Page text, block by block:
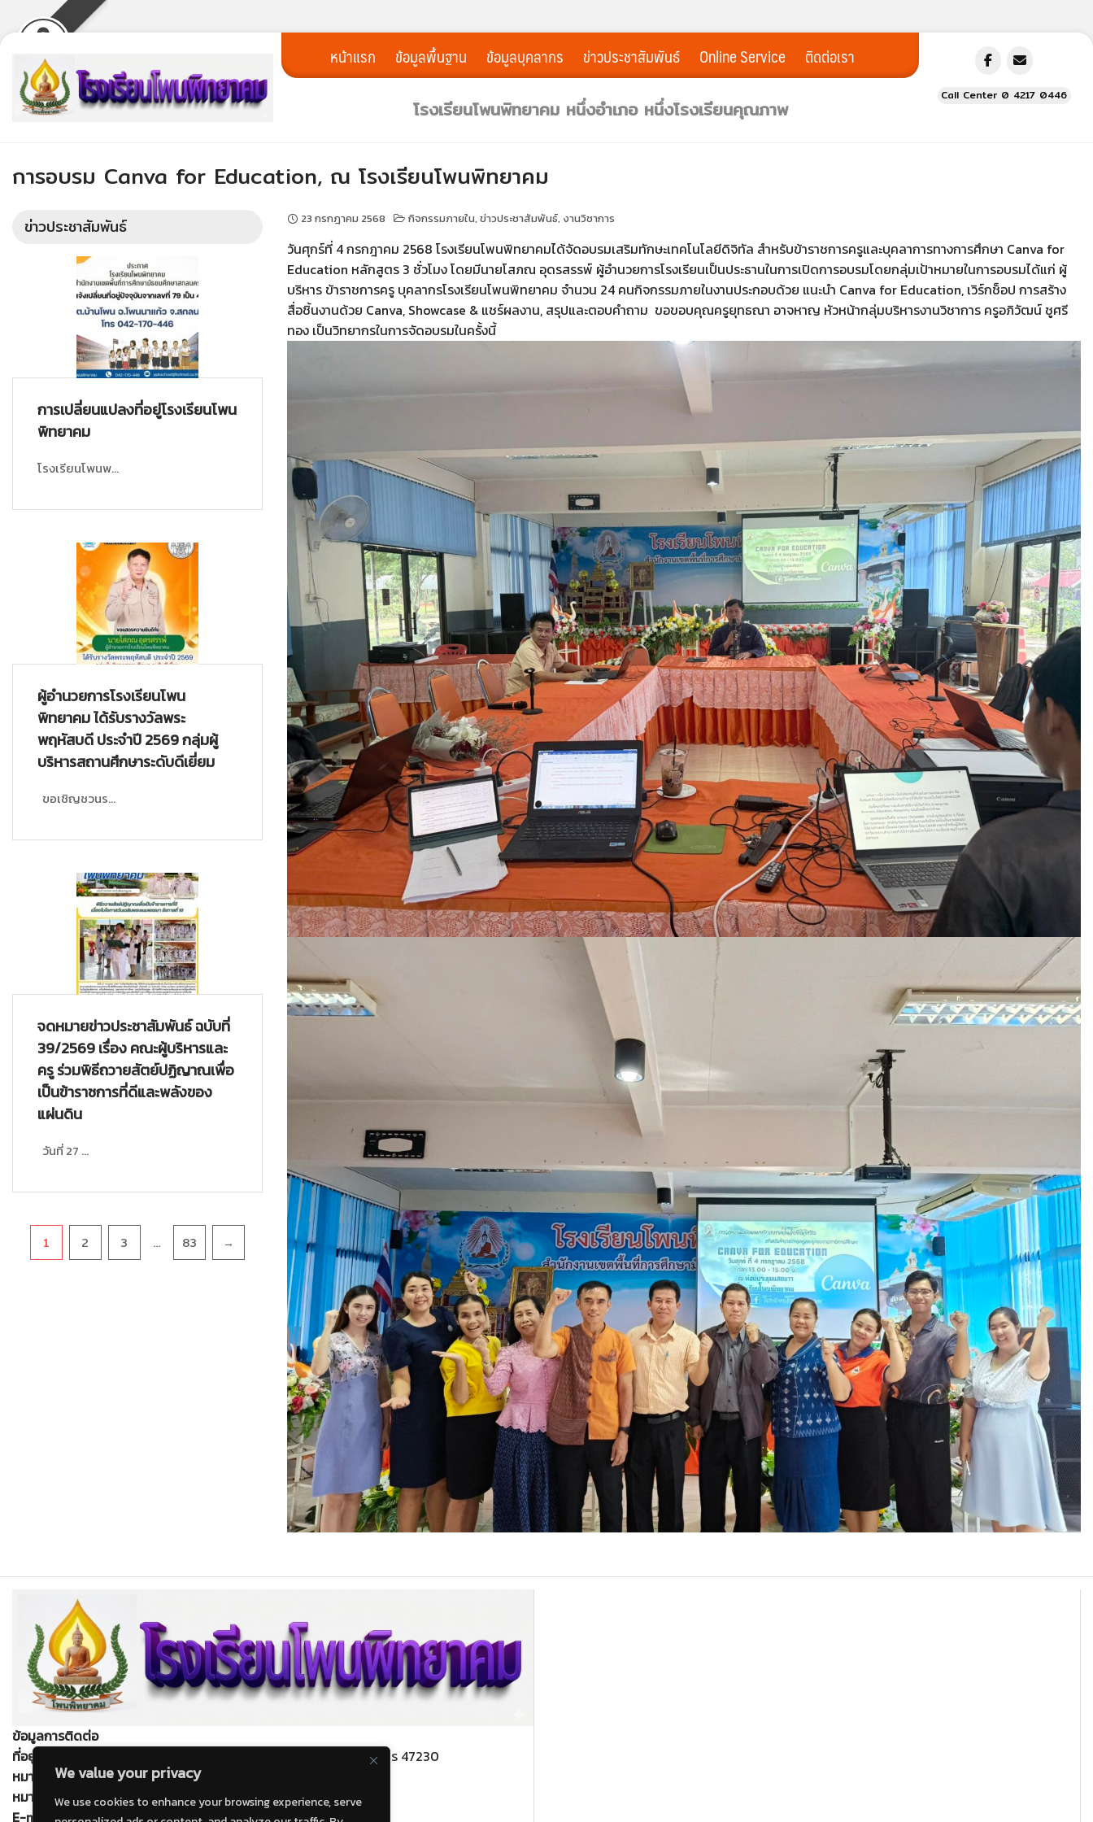
We value your privacy
We use cookies to enhance your browsing experience, serve
content
หน้าแรก ข้อมูลพื้นฐาน ข้อมูลบุคลากร ข่าวประชาสัมพันธ์ Online Service ติดต่อเรา
โรงเรียนโพนพิทยาคม หนึ่งอำเภอ หนึ่งโรงเรียนคุณภาพ
Call Center 0 4217 0446
การอบรม Canva for Education, ณ โรงเรียนโพนพิทยาคม
23 กรกฎาคม 2568 กิจกรรมภายใน, ข่าวประชาสัมพันธ์, งานวิชาการ
วันศุกร์ที่ 4 กรกฎาคม 2568 โรงเรียนโพนพิทยาคมได้จัดอบรมเสริมทักษะเทคโนโลยีดิจิทัล สำหรับข้าราชการครูและบุคลาการทางการศึกษา Canva for
Education หลักสูตร 3 ชั่วโมง โดยมีนายโสภณ อุดรสรรพ์ ผู้อำนวยการโรงเรียนเป็นประธานในการเปิดการอบรมโดยกลุ่มเป้าหมายในการอบรมได้แก่ ผู้
บริหาร ข้าราชการครู บุคลากรโรงเรียนโพนพิทยาคม จำนวน 24 คนกิจกรรมภายในงานประกอบด้วย แนะนำ Canva for Education, เวิร์กช็อป การสร้าง
สื่อชิ้นงานด้วย Canva, Showcase & แชร์ผลงาน, สรุปและตอบคำถาม ขอขอบคุณครูยุทธณา อาจหาญ หัวหน้ากลุ่มบริหารงานวิชาการ ครูอภิวัฒน์ ชูศรี
ทอง เป็นวิทยากรในการจัดอบรมในครั้งนี้
ข่าวประชาสัมพันธ์
การเปลี่ยนแปลงที่อยู่โรงเรียนโพน
พิทยาคม
โรงเรียนโพนพ...
ผู้อำนวยการโรงเรียนโพน
พิทยาคม ได้รับรางวัลพระ
พฤหัสบดี ประจำปี 2569 กลุ่มผู้
บริหารสถานศึกษาระดับดีเยี่ยม
ขอเชิญชวนร...
จดหมายข่าวประชาสัมพันธ์ ฉบับที่
39/2569 เรื่อง คณะผู้บริหารและ
ครู ร่วมพิธีถวายสัตย์ปฏิญาณเพื่อ
เป็นข้าราชการที่ดีและพลังของ
แผ่นดิน
วันที่ 27 ...
Pagination
1 2 3 … 83 →
ข้อมูลการติดต่อ
ที่อยู่ : เลขที่ 499 หมู่ที่ 7 ตำบลบ้านโพน อำเภอโพนนาแก้ว จังหวัดสกลนคร 47230
หมายเลขโทรศัพท์: 0 4217 0446
หมายเลขโทรสาร: 0 4217 0446
E-mail
: ppkschool@hotmail.co.th